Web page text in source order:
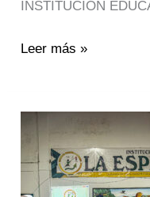
INSTITUCIÓN
Leer más »
Esperanza
abre
invitación